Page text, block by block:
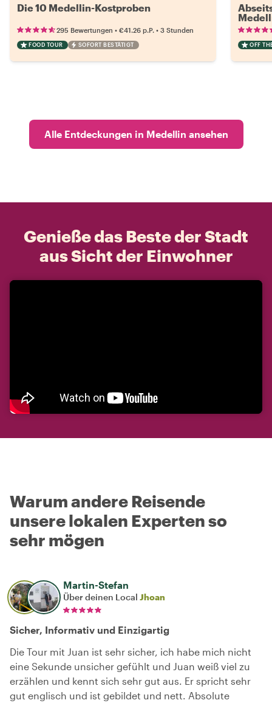
Die 10 Medellin-Kostproben
295 Bewertungen • €41.26 p.P. • 3 Stunden
FOOD TOUR SOFORT BESTÄTIGT OFF
Alle Entdeckungen in Medellin ansehen
Genieße das Beste der Stadt
aus Sicht der Einwohner
Warum andere Reisende
unsere lokalen Experten so
sehr mögen
Martin-Stefan
Über deinen Local Jhoan
Sicher, Informativ und Einzigartig
Die Tour mit Juan ist sehr sicher, ich habe mich nicht
eine Sekunde unsicher gefühlt und Juan weiß viel zu
erzählen und kennt sich sehr gut aus. Er spricht sehr
gut englisch und ist gebildet und nett. Absolute